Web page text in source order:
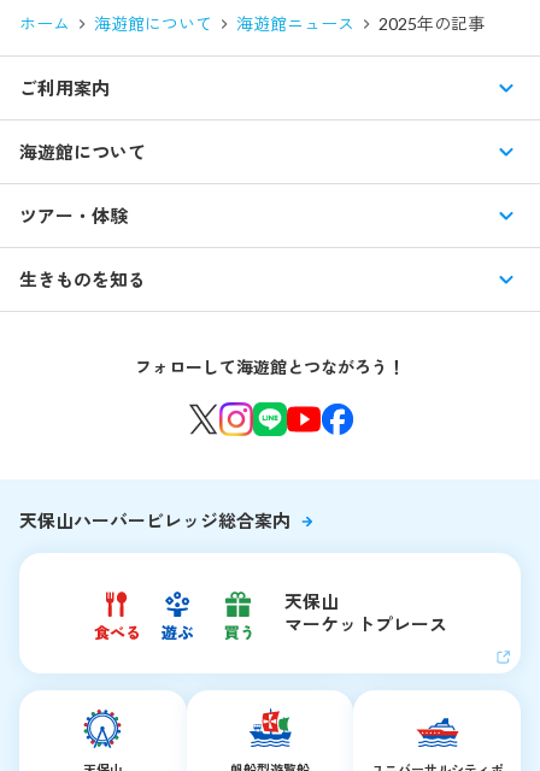
ホーム 海遊館について 海遊館ニュース 2025年の記事
ご利用案内
入館料・その他チケット
交通アクセス・駐車場
館内情報
よくある質問・お問い合わせ
海遊館について
特別企画展
はじめての海遊館
ツアー・体験
海遊館ガイドツアー
音声ガイド / 海遊館探検隊 すたんぷノート
生きものたちのお食事タイム
生きものを知る
環境保全への取り組みフォローして海遊館とつながろう！
天保山ハーバービレッジ総合案内
天保山
マーケットプレース